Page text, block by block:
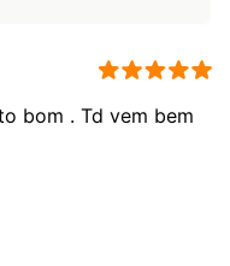
bom . Td vem bem